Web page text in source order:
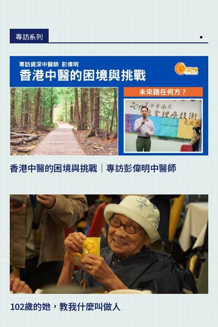
專訪系列
香港中醫的困境與挑戰｜專訪彭偉明中醫師
102歲的她，教我什麼叫做人